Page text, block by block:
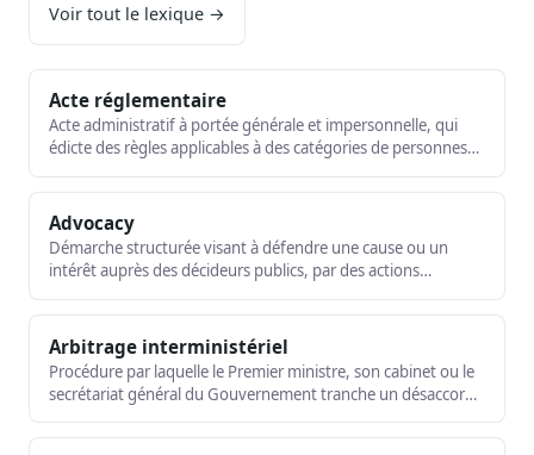
Voir tout le lexique →
Acte réglementaire
Acte administratif à portée générale et impersonnelle, qui
édicte des règles applicables à des catégories de personnes
exemples typiques.
Advocacy
Démarche structurée visant à défendre une cause ou un
intérêt auprès des décideurs publics, par des actions
côté de « plaidoyer ».
Arbitrage interministériel
Procédure par laquelle le Premier ministre, son cabinet ou le
secrétariat général du Gouvernement tranche un désaccord